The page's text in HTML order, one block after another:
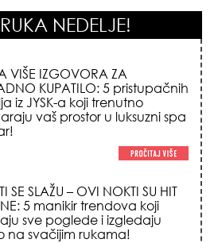
NEDELJE!
VIŠE IZGOVORA ZA
KUPATILO: 5 pristupačnih
iz JYSK-a koji trenutno
vaš prostor u luksuzni spa
SE SLAŽU – OVI NOKTI SU HIT
5 manikir trendova koji
sve poglede i izgledaju
na svačijim rukama!